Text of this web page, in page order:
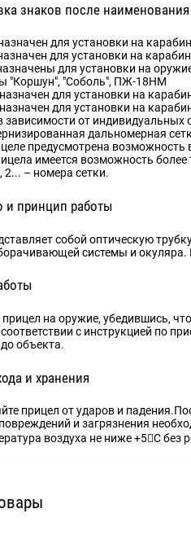
знаков после
для установки на
для установки на
для установки на
"Коршун", "Соболь", ПЖ-18НМ
для установки на
для установки на
зависимости от индивидуальных
дальномерная
предусмотрена возможность
имеется возможность
– номера сетки.
и принцип работы
собой оптическую
системы и окуляра.
на оружие, убедившись,
с инструкцией по
объекта.
и хранения
прицел от ударов и
и загрязнения
воздуха не ниже +5С без